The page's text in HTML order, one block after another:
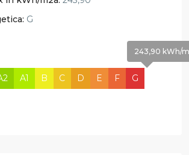
G
A1 B C D E F
243,90 kWh/
G